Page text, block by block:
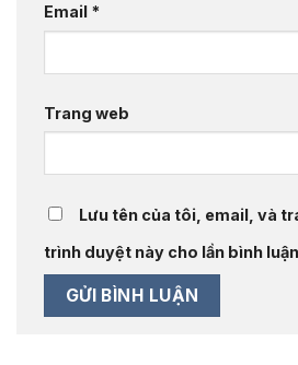
Email *
Trang web
Lưu tên của tôi, email, và
trình duyệt này cho lần bình